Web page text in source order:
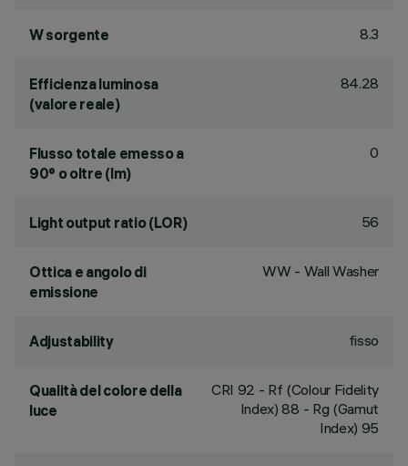
W sorgente 8.3
Efficienza luminosa
(valore reale)
84.28
Flusso totale emesso a
90° o oltre (lm)
0
Light output ratio (LOR) 56
Ottica e angolo di
emissione
WW - Wall Washer
Adjustability fisso
Qualità del colore della
luce
CRI 92 - Rf (Colour Fidelity
Index) 88 - Rg (Gamut
Index) 95